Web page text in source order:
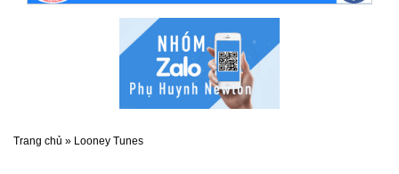
Trang chủ » Looney Tunes